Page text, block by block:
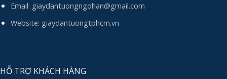
Email: giaydantuongngohan@gmail.com
Website: giaydantuongtphcm.vn
HỖ TRỢ KHÁCH HÀNG